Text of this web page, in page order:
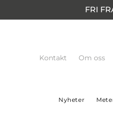
FRI
Kontakt Om oss
Nyheter